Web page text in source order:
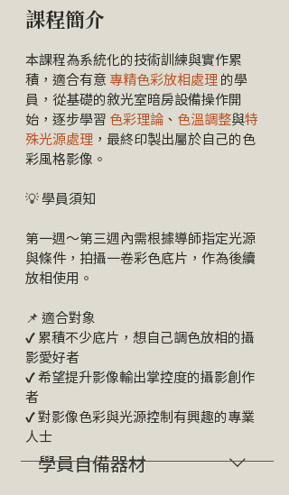
學員自備器材
課程簡介
本課程為系統化的技術訓練與實作累
積，適合有意 專精色彩放相處理的學
員，從基礎的敘光室暗房設備操作開
始，逐步學習 色彩理論、 色溫調整與特
殊光源處理，最終印製出屬於自己的色
彩風格影像。
💡 學員須知
第一週～第三週內需根據導師指定光源
與條件，拍攝一卷彩色底片，作為後續
放相使用。
📌 適合對象
✔ 累積不少底片，想自己調色放相的攝
影愛好者
✔ 希望提升影像輸出掌控度的攝影創作
者
✔ 對影像色彩與光源控制有興趣的專業
人士